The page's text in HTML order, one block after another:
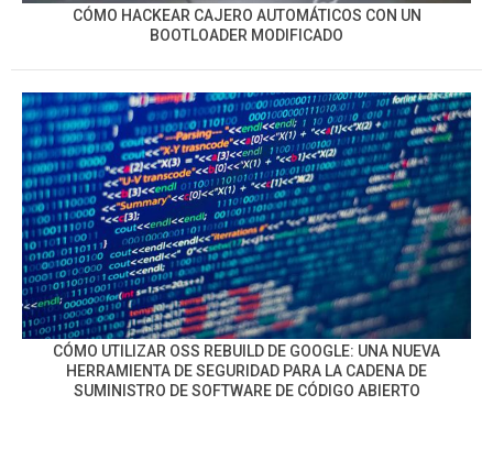
CÓMO HACKEAR CAJERO AUTOMÁTICOS CON UN
BOOTLOADER MODIFICADO
CÓMO UTILIZAR OSS REBUILD DE GOOGLE: UNA NUEVA
HERRAMIENTA DE SEGURIDAD PARA LA CADENA DE
SUMINISTRO DE SOFTWARE DE CÓDIGO ABIERTO